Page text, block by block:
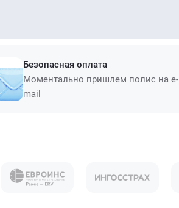
Безопасная оплата
Моментально пришлем полис на e-
mail